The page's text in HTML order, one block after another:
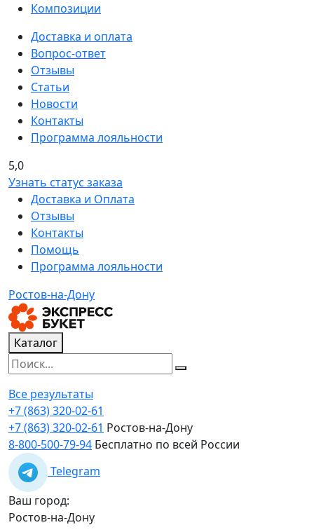
Композиции
Доставка и оплата
Вопрос-ответ
Отзывы
Статьи
Новости
Контакты
Программа лояльности
5,0
Узнать статус заказа
Доставка и Оплата
Отзывы
Контакты
Помощь
Программа лояльности
Ростов-на-Дону
Каталог
Все результаты
+7 (863) 320-02-61
+7 (863) 320-02-61 Ростов-на-Дону
8-800-500-79-94 Бесплатно по всей России
Telegram
Ваш город:
Ростов-на-Дону